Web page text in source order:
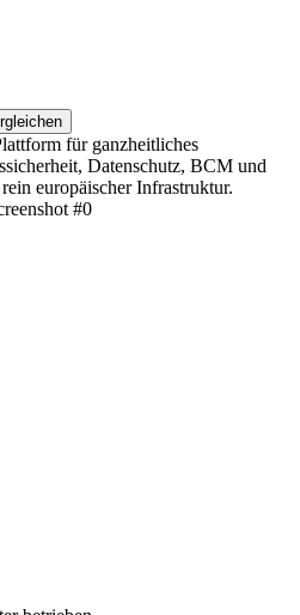
für ganzheitliches
Datenschutz, BCM und
europäischer Infrastruktur.